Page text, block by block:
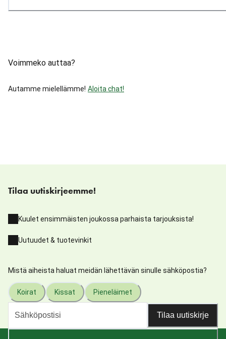
Voimmeko auttaa?
Autamme mielellämme! Aloita chat!
Tilaa uutiskirjeemme!
Kuulet ensimmäisten joukossa parhaista tarjouksista!
Uutuudet & tuotevinkit
Mistä aiheista haluat meidän lähettävän sinulle sähköpostia?
Koirat Kissat Pieneläimet
Tilaa uutiskirje